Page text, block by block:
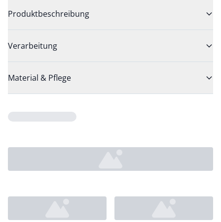
Produktbeschreibung
Verarbeitung
Material & Pflege